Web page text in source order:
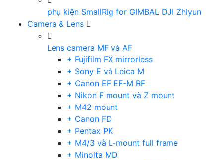
phụ kiện SmallRig for GIMBAL DJI Zhiyun
Camera & Lens
Lens camera MF và AF
+ Fujifilm FX mirrorless
+ Sony E và Leica M
+ Canon EF EF-M RF
+ Nikon F mount và Z mount
+ M42 mount
+ Canon FD
+ Pentax PK
+ M4/3 và L-mount full frame
+ Minolta MD